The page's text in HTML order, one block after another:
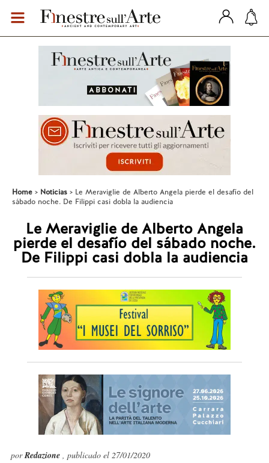
Home Noticias
Le Meraviglie de Alberto Angela pierde el desafío del
sábado noche. De Filippi casi dobla la audiencia
Le Meraviglie de Alberto Angela
pierde el desafío del sábado noche.
De Filippi casi dobla la audiencia
porRedazione , publicado el 27/01/2020